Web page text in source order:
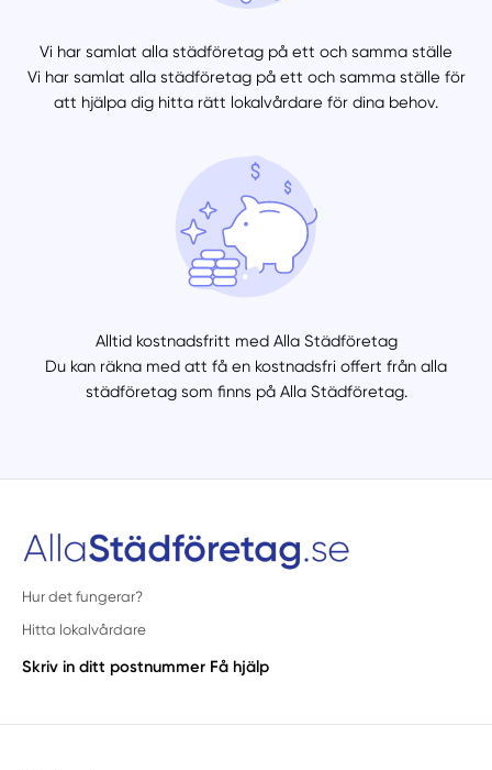
Vi har samlat alla städföretag på ett och samma ställe
Vi har samlat alla städföretag på ett och samma ställe för
att hjälpa dig hitta rätt lokalvårdare för dina behov.
Alltid kostnadsfritt med Alla Städföretag
Du kan räkna med att få en kostnadsfri offert från alla
städföretag som finns på Alla Städföretag.
Hur det fungerar?
Hitta lokalvårdare
Skriv in ditt postnummer Få hjälp